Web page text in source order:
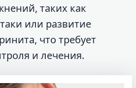
таких как
или развитие
что требует
и лечения.